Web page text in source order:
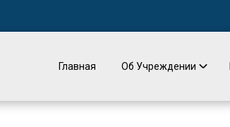
Главная Об Учреждении